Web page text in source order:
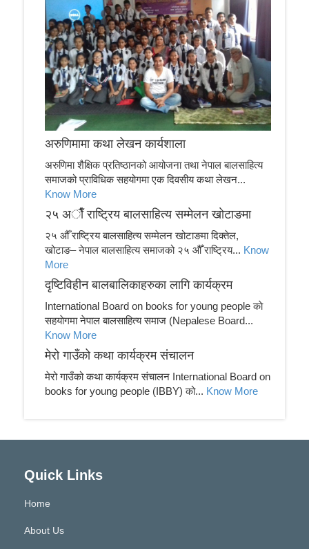
अरुणिमामा कथा लेखन कार्यशाला
अरुणिमा शैक्षिक प्रतिष्ठानको आयोजना तथा नेपाल बालसाहित्य
समाजको प्राविधिक सहयोगमा एक दिवसीय कथा लेखन...
Know More
२५ अाैँ राष्ट्रिय बालसाहित्य सम्मेलन खाेटाङमा
२५ औँ राष्ट्रिय बालसाहित्य सम्मेलन खोटाङमा दिक्तेल,
खोटाङ– नेपाल बालसाहित्य समाजको २५ औँ राष्ट्रिय... Know
More
दृष्टिविहीन बालबालिकाहरुका लागि कार्यक्रम
International Board on books for young people काे
सहयाेगमा नेपाल बालसाहित्य समाज (Nepalese Board...
Know More
मेरो गाउँको कथा कार्यक्रम संचालन
मेरो गाउँको कथा कार्यक्रम संचालन International Board on
books for young people (IBBY) को... Know More
Quick Links
Home
About Us